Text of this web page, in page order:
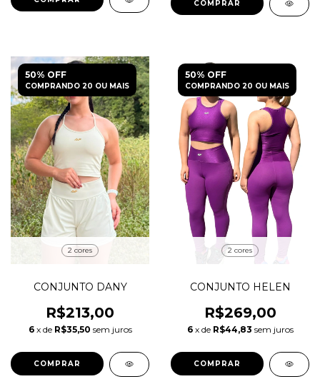
COMPRAR
50% OFF
COMPRANDO 20 OU MAIS
2 cores
CONJUNTO DANY
R$213,00
6 x de R$35,50 sem juros
COMPRAR
50% OFF
COMPRANDO 20 OU MAIS
2 cores
CONJUNTO HELEN
R$269,00
6 x de R$44,83 sem juros
COMPRAR